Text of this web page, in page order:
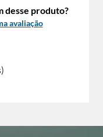
desse produto?
avaliação